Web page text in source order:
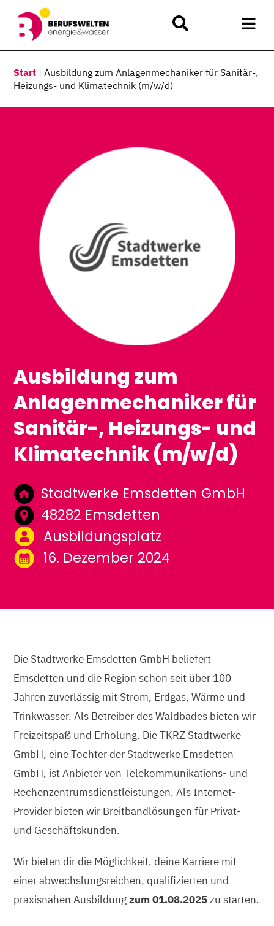
Start |Ausbildung zum Anlagenmechaniker für Sanitär-,
Heizungs- und Klimatechnik (m/w/d)
Ausbildung zum
Anlagenmechaniker für
Sanitär-, Heizungs- und
Klimatechnik (m/w/d)
Stadtwerke Emsdetten GmbH
48282 Emsdetten
Ausbildungsplatz
16. Dezember 2024
Die Stadtwerke Emsdetten GmbH beliefert
Emsdetten und die Region schon seit über 100
Jahren zuverlässig mit Strom, Erdgas, Wärme und
Trinkwasser. Als Betreiber des Waldbades bieten wir
Freizeitspaß und Erholung. Die TKRZ Stadtwerke
GmbH, eine Tochter der Stadtwerke Emsdetten
GmbH, ist Anbieter von Telekommunikations- und
Rechenzentrumsdienstleistungen. Als Internet-
Provider bieten wir Breitbandlösungen für Privat-
und Geschäftskunden.
Wir bieten dir die Möglichkeit, deine Karriere mit
einer abwechslungsreichen, qualifizierten und
praxisnahen Ausbildungzum 01.08.2025zu starten.